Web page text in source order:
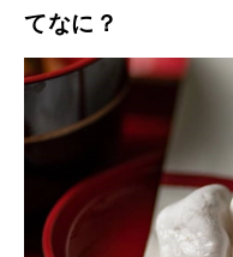
てなに？